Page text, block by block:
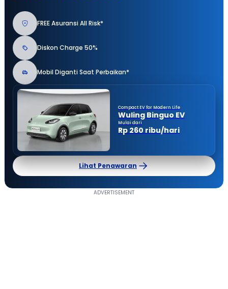
FREE Asuransi All Risk*
Diskon Charge 50%
Mobil Diganti Saat Perbaikan*
Compact EV for Modern Life
Wuling Binguo EV
Mulai dari
Rp 260 ribu/hari
Lihat Penawaran